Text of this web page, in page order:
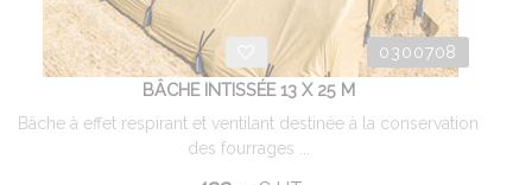
0300708
BÂCHE INTISSÉE 13 X 25 M
Bâche à effet respirant et ventilant destinée à la conservation
des fourrages ...